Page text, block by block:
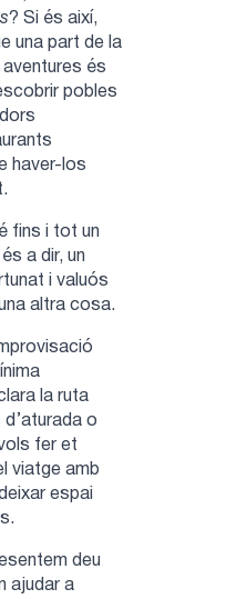
? Si és així,
una part de la
aventures és
pobles
haver-los
fins i tot un
a dir, un
i valuós
altra cosa.
la ruta
d’aturada o
fer et
viatge amb
espai
deu
ajudar a